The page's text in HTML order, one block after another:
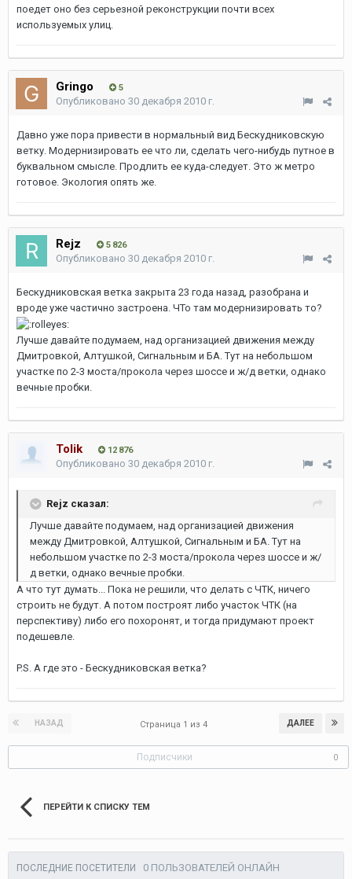
поедет оно без серьезной реконструкции почти всех
используемых улиц.
Gringo 5
Опубликовано 30 декабря 2010 г.
Давно уже пора привести в нормальный вид Бескудниковскую
ветку. Модернизировать ее что ли, сделать чего-нибудь путное в
буквальном смысле. Продлить ее куда-следует. Это ж метро
готовое. Экология опять же.
Rejz 5 826
Опубликовано 30 декабря 2010 г.
Бескудниковская ветка закрыта 23 года назад, разобрана и
вроде уже частично застроена. ЧТо там модернизировать то?
Лучше давайте подумаем, над организацией движения между
Дмитровкой, Алтушкой, Сигнальным и БА. Тут на небольшом
участке по 2-3 моста/прокола через шоссе и ж/д ветки, однако
вечные пробки.
Tolik 12 876
Опубликовано 30 декабря 2010 г.
Rejz сказал:
Лучше давайте подумаем, над организацией движения
между Дмитровкой, Алтушкой, Сигнальным и БА. Тут на
небольшом участке по 2-3 моста/прокола через шоссе и ж/
д ветки, однако вечные пробки.
А что тут думать... Пока не решили, что делать с ЧТК, ничего
строить не будут. А потом построят либо участок ЧТК (на
перспективу) либо его похоронят, и тогда придумают проект
подешевле.
P.S. А где это - Бескудниковская ветка?
НАЗАД ДАЛЕЕ
Страница 1 из 4
Подписчики 0
ПЕРЕЙТИ К СПИСКУ ТЕМ
ПОСЛЕДНИЕ ПОСЕТИТЕЛИ 0 ПОЛЬЗОВАТЕЛЕЙ ОНЛАЙН